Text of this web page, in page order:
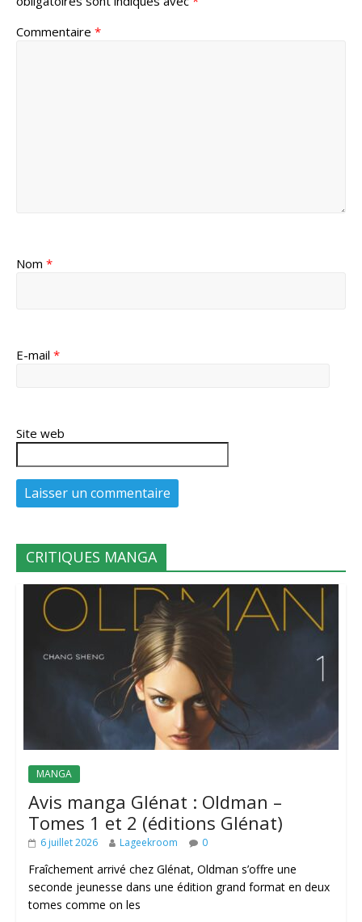
Commentaire *
Nom *
E-mail *
Site web
CRITIQUES MANGA
MANGA
Avis manga Glénat : Oldman –
Tomes 1 et 2 (éditions Glénat)
6 juillet 2026 Lageekroom 0
Fraîchement arrivé chez Glénat, Oldman s’offre une
seconde jeunesse dans une édition grand format en deux
tomes comme on les